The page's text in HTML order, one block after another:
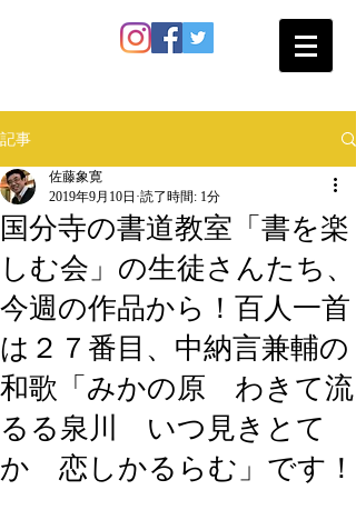
記事
国分寺の書道教室「書を楽
しむ会」の生徒さんたち、
今週の作品から！百人一首
は２７番目、中納言兼輔の
和歌「みかの原 わきて流
るる泉川 いつ見きとて
か 恋しかるらむ」です！
佐藤象寛
2019年9月10日 読了時間: 1分